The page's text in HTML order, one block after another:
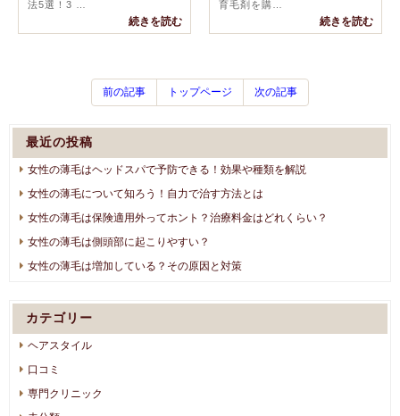
法5選！3 …
続きを読む
育毛剤を購…
続きを読む
前の記事 トップページ 次の記事
最近の投稿
女性の薄毛はヘッドスパで予防できる！効果や種類を解説
女性の薄毛について知ろう！自力で治す方法とは
女性の薄毛は保険適用外ってホント？治療料金はどれくらい？
女性の薄毛は側頭部に起こりやすい？
女性の薄毛は増加している？その原因と対策
カテゴリー
ヘアスタイル
口コミ
専門クリニック